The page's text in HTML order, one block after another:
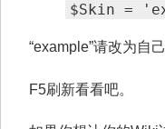
$Skin =
“example”请改为自
F5刷新看看吧。